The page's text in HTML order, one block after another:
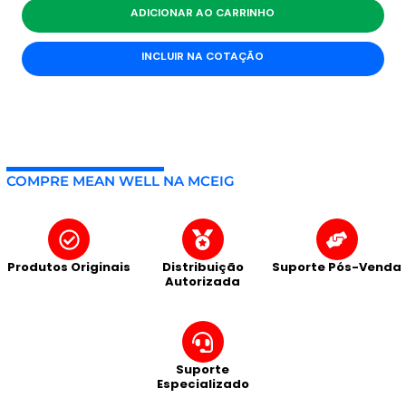
ADICIONAR AO CARRINHO
INCLUIR NA COTAÇÃO
COMPRE MEAN WELL NA MCEIG
Produtos Originais
Distribuição
Autorizada
Suporte Pós-Venda
Suporte
Especializado